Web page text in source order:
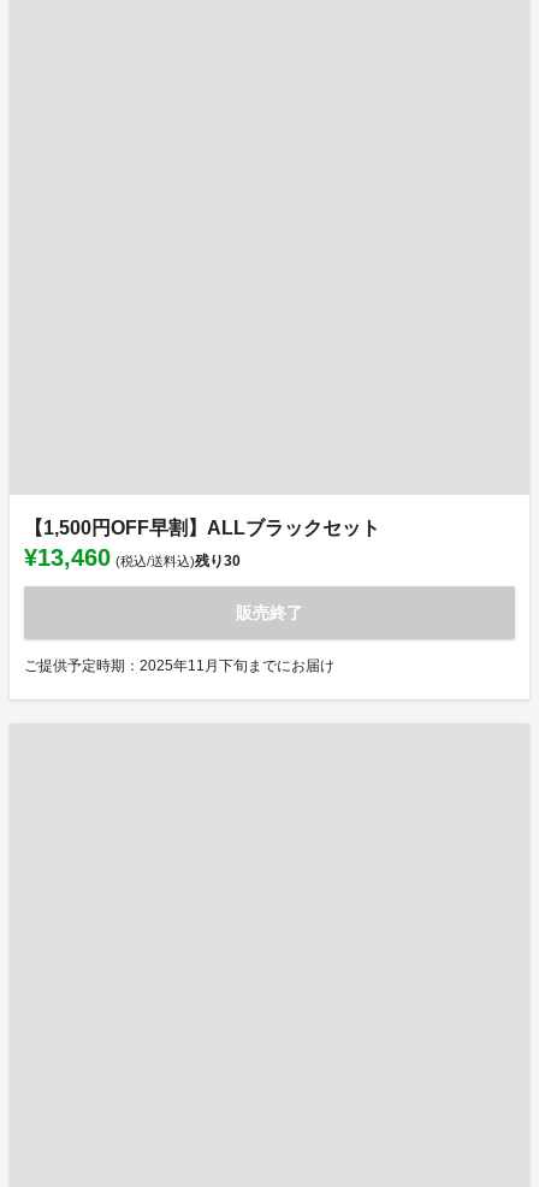
【1,500円OFF早割】ALLブラックセット
¥13,460 (税込/送料込)残り30
販売終了
ご提供予定時期：2025年11月下旬までにお届け